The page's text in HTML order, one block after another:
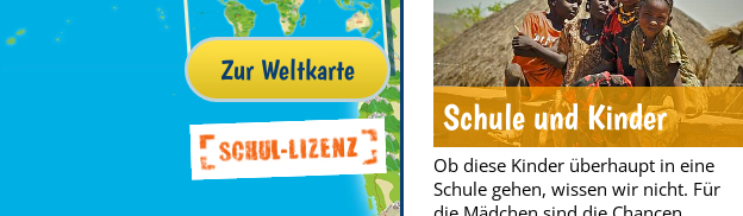
Zur Weltkarte
Schule und Kinder
Ob diese Kinder überhaupt in eine
Schule gehen, wissen wir nicht. Für